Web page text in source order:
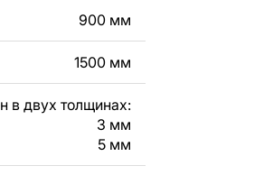
900 мм
1500 мм
в двух толщинах:
3 мм
5 мм